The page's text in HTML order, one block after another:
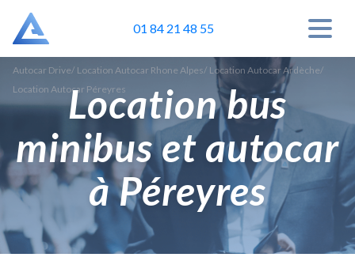
01 84 21 48 55
Autocar Drive/ Location Autocar Rhone Alpes/ Location Autocar Ardèche/
Location Autocar PéreyresLocation bus
minibus et autocar
à Péreyres